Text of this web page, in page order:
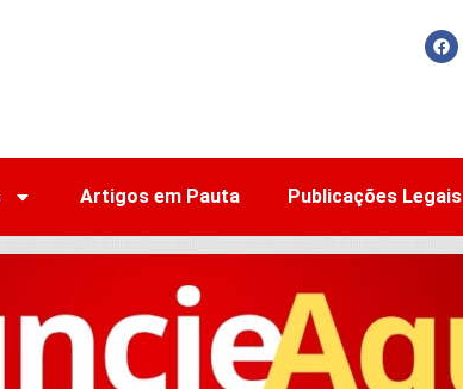
Artigos em Pauta Publicações Legais